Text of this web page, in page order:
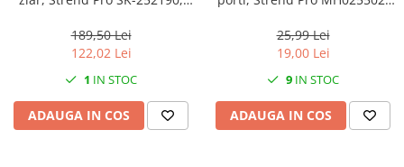
189,50 Lei
122,02 Lei
1 IN STOC
ADAUGA IN COS
25,99 Lei
19,00 Lei
9 IN STOC
ADAUGA IN COS